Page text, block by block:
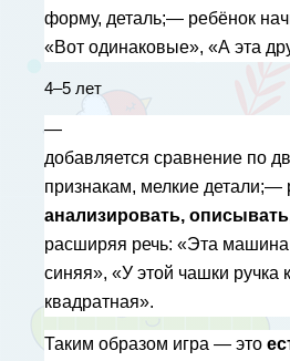
форму, деталь;— ребёнок
«Вот одинаковые», «А эта
4–5 лет
—
добавляется сравнение по
анализировать,
расширяя речь: «Эта машина
синяя», «У этой чашки ручка
квадратная».
Таким образом игра — это